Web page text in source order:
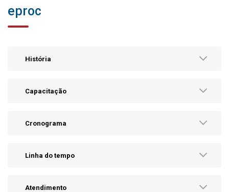
eproc
História
Capacitação
Cronograma
Linha do tempo
Atendimento